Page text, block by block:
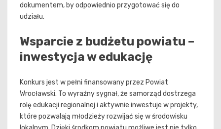
dokumentem, by odpowiednio przygotować się do
udziału.
Wsparcie z budżetu powiatu –
inwestycja w edukację
Konkurs jest w pełni finansowany przez Powiat
Wrocławski. To wyraźny sygnał, że samorząd dostrzega
rolę edukacji regionalnej i aktywnie inwestuje w projekty,
które pozwalają młodzieży rozwijać się w środowisku